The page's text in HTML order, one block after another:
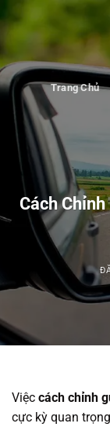
qua
dung
Trang Chủ
Cách
Việc cách chỉnh
cực kỳ quan